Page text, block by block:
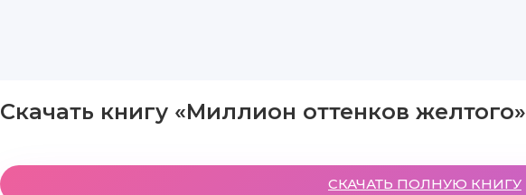
Скачать книгу «Миллион оттенков желтого»
СКАЧАТЬ ПОЛНУЮ КНИГУ